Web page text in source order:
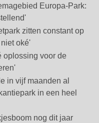
Europa-Park:
zitten constant op
oké'
oplossing voor de
in vijf maanden al
in een heel
nog dit jaar